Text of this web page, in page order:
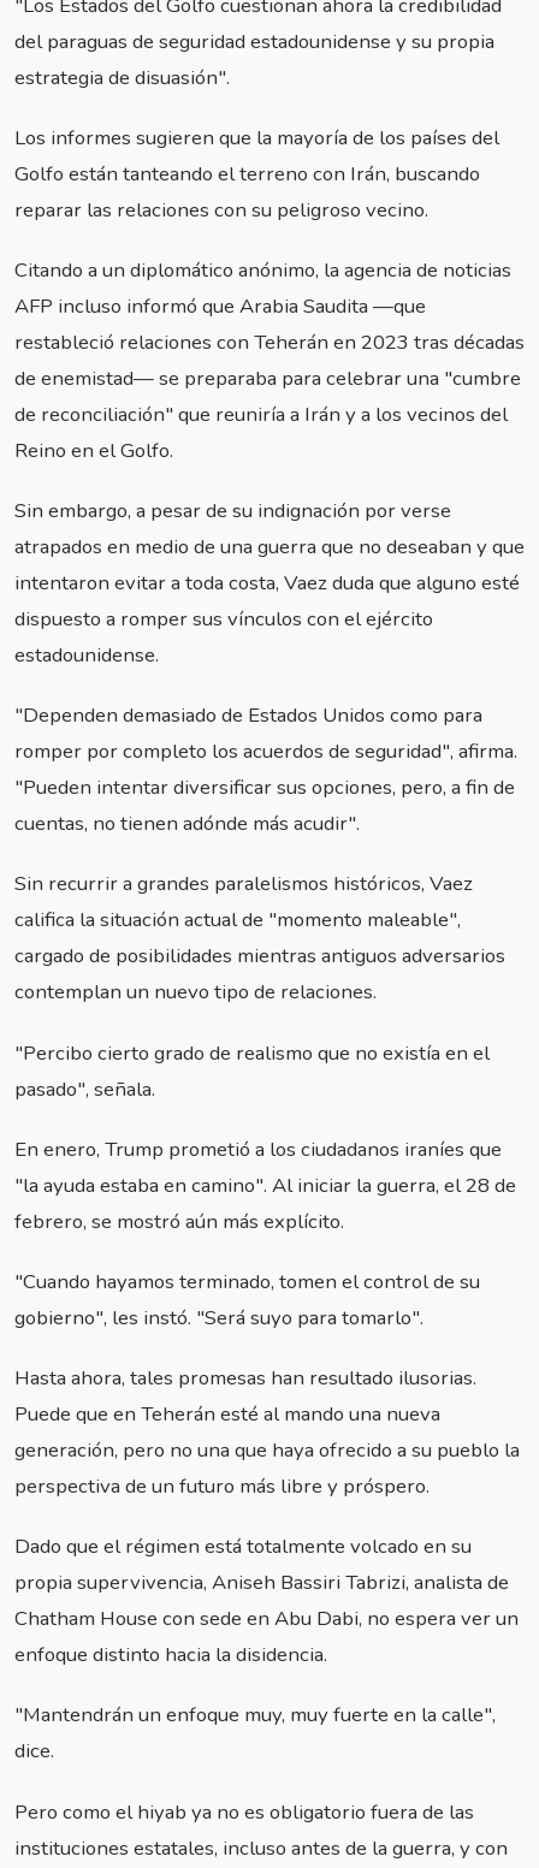
del paraguas de seguridad estadounidense y su propia
estrategia de disuasión".
Los informes sugieren que la mayoría de los países del
Golfo están tanteando el terreno con Irán, buscando
reparar las relaciones con su peligroso vecino.
Citando a un diplomático anónimo, la agencia de noticias
AFP incluso informó que Arabia Saudita —que
restableció relaciones con Teherán en 2023 tras décadas
de enemistad— se preparaba para celebrar una "cumbre
de reconciliación" que reuniría a Irán y a los vecinos del
Reino en el Golfo.
Sin embargo, a pesar de su indignación por verse
atrapados en medio de una guerra que no deseaban y que
intentaron evitar a toda costa, Vaez duda que alguno esté
dispuesto a romper sus vínculos con el ejército
estadounidense.
"Dependen demasiado de Estados Unidos como para
romper por completo los acuerdos de seguridad", afirma.
"Pueden intentar diversificar sus opciones, pero, a fin de
cuentas, no tienen adónde más acudir".
Sin recurrir a grandes paralelismos históricos, Vaez
califica la situación actual de "momento maleable",
cargado de posibilidades mientras antiguos adversarios
contemplan un nuevo tipo de relaciones.
"Percibo cierto grado de realismo que no existía en el
pasado", señala.
En enero, Trump prometió a los ciudadanos iraníes que
"la ayuda estaba en camino". Al iniciar la guerra, el 28 de
febrero, se mostró aún más explícito.
"Cuando hayamos terminado, tomen el control de su
gobierno", les instó. "Será suyo para tomarlo".
Hasta ahora, tales promesas han resultado ilusorias.
Puede que en Teherán esté al mando una nueva
generación, pero no una que haya ofrecido a su pueblo la
perspectiva de un futuro más libre y próspero.
Dado que el régimen está totalmente volcado en su
propia supervivencia, Aniseh Bassiri Tabrizi, analista de
Chatham House con sede en Abu Dabi, no espera ver un
enfoque distinto hacia la disidencia.
"Mantendrán un enfoque muy, muy fuerte en la calle",
dice.
Pero como el hiyab ya no es obligatorio fuera de las
instituciones estatales, incluso antes de la guerra, y con